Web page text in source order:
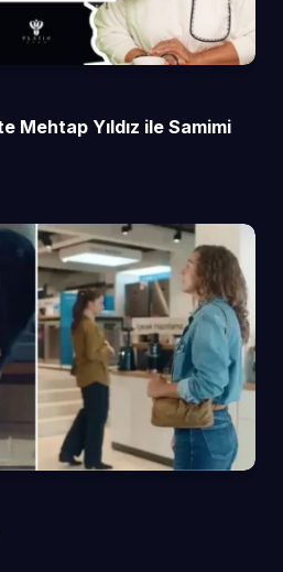
Mehtap Yıldız ile Samimi